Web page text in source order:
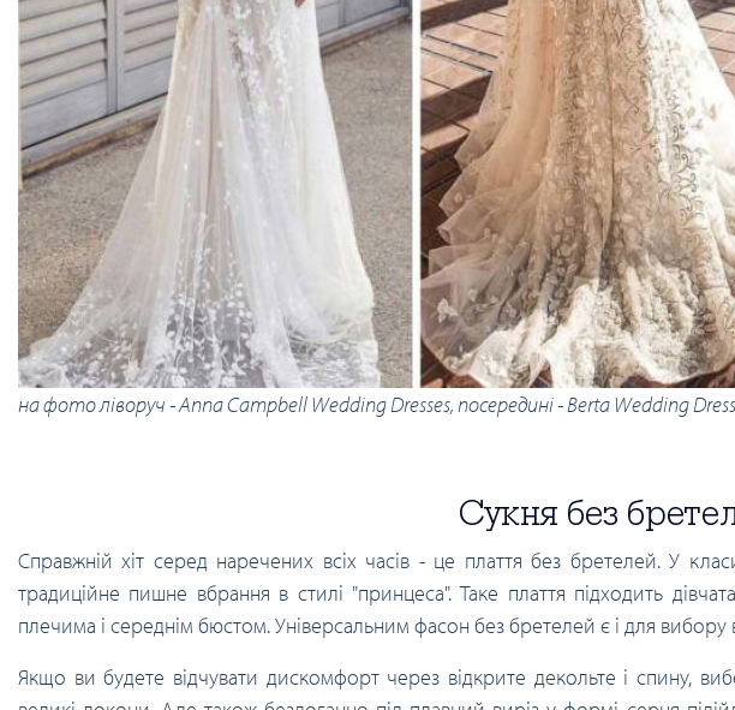
на фото ліворуч - Anna Campbell Wedding Dresses, посередині - Berta Wedding
Сукня без
Справжній хіт серед наречених всіх часів - це плаття без бретелей. У
традиційне пишне вбрання в стилі "принцеса". Таке плаття підходить
плечима і середнім бюстом. Універсальним фасон без бретелей є і для вибору
Якщо ви будете відчувати дискомфорт через відкрите декольте і спину,